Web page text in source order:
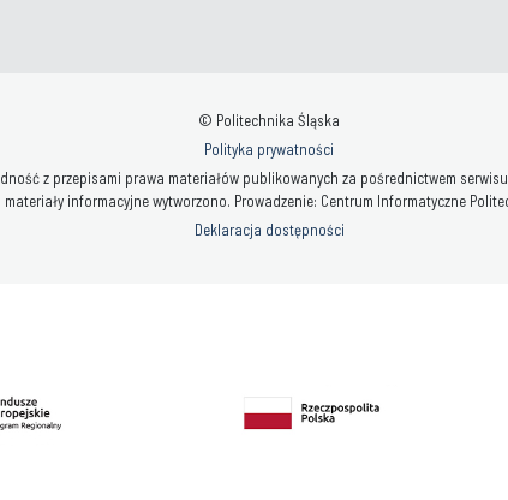
© Politechnika Śląska
Polityka prywatności
z przepisami prawa materiałów publikowanych za pośrednictwem
informacyjne wytworzono. Prowadzenie: Centrum Informatyczne
Deklaracja dostępności